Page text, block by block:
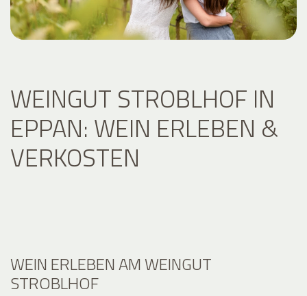
WEINGUT STROBLHOF IN
EPPAN: WEIN ERLEBEN &
VERKOSTEN
WEIN ERLEBEN AM WEINGUT
STROBLHOF